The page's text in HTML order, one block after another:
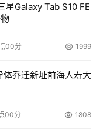
能计算平台所需要
投资，为AMD提供
和领先的chiplet小芯
能够灵活地进行
露，AMD “Zen 4”
星Galaxy Tab S10 FE
00分 1999
体乔迁新址前海人寿大
00分 1808